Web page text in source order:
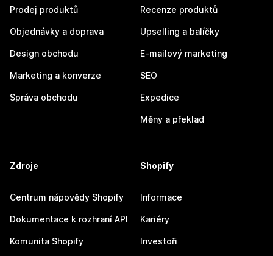
Prodej produktů
Objednávky a doprava
Design obchodu
Marketing a konverze
Správa obchodu
Recenze produktů
Upselling a balíčky
E-mailový marketing
SEO
Expedice
Měny a překlad
Zdroje
Centrum nápovědy Shopify
Dokumentace k rozhraní API
Komunita Shopify
Shopify
Informace
Kariéry
Investoři